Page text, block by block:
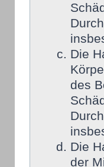
Die
des
Die
der